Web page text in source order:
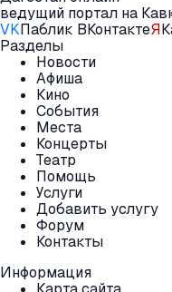
ведущий портал на
VKПаблик ВКонтактеЯ
Разделы
Новости
Афиша
Кино
События
Места
Концерты
Театр
Помощь
Услуги
Добавить услугу
Форум
Контакты
Информация